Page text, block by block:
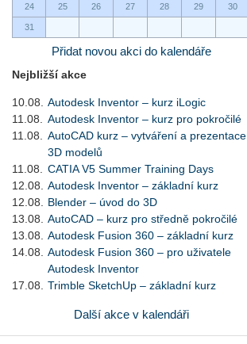
24 25 26 27 28 29 30
31
Přidat novou akci do kalendáře
Nejbližší akce
10.08.
Autodesk Inventor – kurz iLogic
11.08.
Autodesk Inventor – kurz pro pokročilé
11.08.
AutoCAD kurz – vytváření a prezentace
3D modelů
11.08.
CATIA V5 Summer Training Days
12.08.
Autodesk Inventor – základní kurz
12.08.
Blender – úvod do 3D
13.08.
AutoCAD – kurz pro středně pokročilé
13.08.
Autodesk Fusion 360 – základní kurz
14.08.
Autodesk Fusion 360 – pro uživatele
Autodesk Inventor
17.08.
Trimble SketchUp – základní kurz
Další akce v kalendáři